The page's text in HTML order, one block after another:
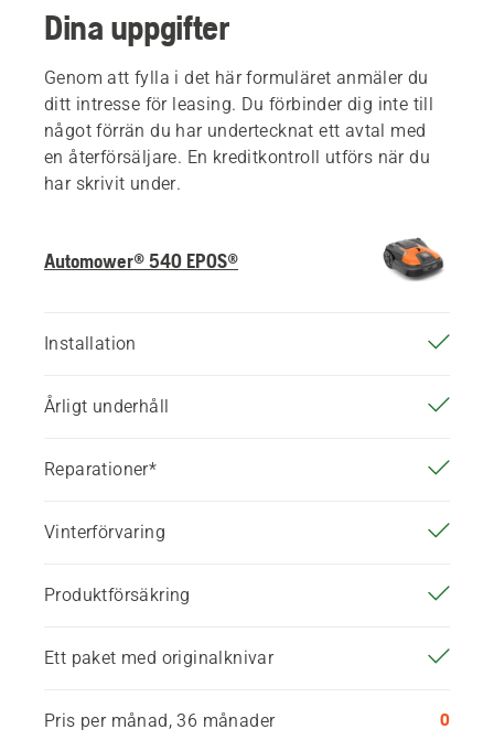
Dina uppgifter
Genom att fylla i det här formuläret anmäler du
ditt intresse för leasing. Du förbinder dig inte till
något förrän du har undertecknat ett avtal med
en återförsäljare. En kreditkontroll utförs när du
har skrivit under.
Automower® 540 EPOS®
Installation
Årligt underhåll
Reparationer*
Vinterförvaring
Produktförsäkring
Ett paket med originalknivar
Pris per månad, 36 månader 0